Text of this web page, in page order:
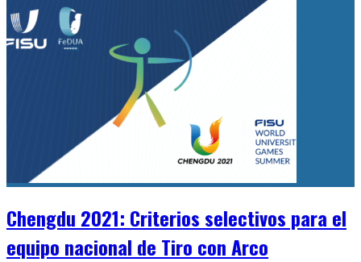
Chengdu 2021: Criterios selectivos para el
equipo nacional de Tiro con Arco